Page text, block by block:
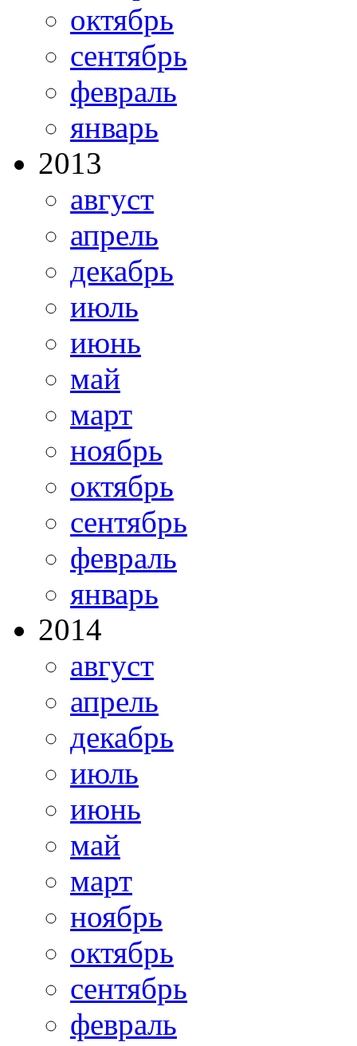
октябрь
сентябрь
февраль
январь
2013
август
апрель
декабрь
июль
июнь
май
март
ноябрь
октябрь
сентябрь
февраль
январь
2014
август
апрель
декабрь
июль
июнь
май
март
ноябрь
октябрь
сентябрь
февраль